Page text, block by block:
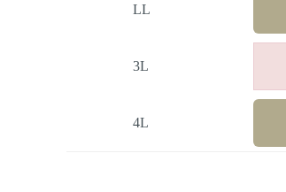
LL
3L
4L